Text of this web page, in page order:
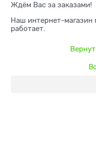
Ждём Вас за заказами!
Наш интернет-
работает.